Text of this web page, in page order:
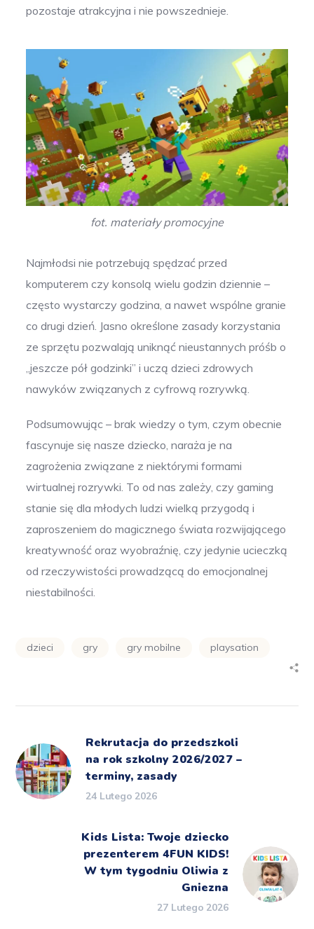
pozostaje atrakcyjna i nie powszednieje.
fot. materiały promocyjne
Najmłodsi nie potrzebują spędzać przed
komputerem czy konsolą wielu godzin dziennie –
często wystarczy godzina, a nawet wspólne granie
co drugi dzień. Jasno określone zasady korzystania
ze sprzętu pozwalają uniknąć nieustannych próśb o
„jeszcze pół godzinki” i uczą dzieci zdrowych
nawyków związanych z cyfrową rozrywką.
Podsumowując – brak wiedzy o tym, czym obecnie
fascynuje się nasze dziecko, naraża je na
zagrożenia związane z niektórymi formami
wirtualnej rozrywki. To od nas zależy, czy gaming
stanie się dla młodych ludzi wielką przygodą i
zaproszeniem do magicznego świata rozwijającego
kreatywność oraz wyobraźnię, czy jedynie ucieczką
od rzeczywistości prowadzącą do emocjonalnej
niestabilności.
dzieci gry gry mobilne playsation
Rekrutacja do przedszkoli
na rok szkolny 2026/2027 –
terminy, zasady
24 Lutego 2026
Kids Lista: Twoje dziecko
prezenterem 4FUN KIDS!
W tym tygodniu Oliwia z
Gniezna
27 Lutego 2026